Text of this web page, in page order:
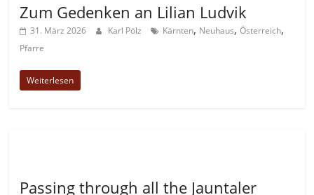
Zum Gedenken an Lilian Ludvik
31. März 2026 Karl Pölz Kärnten, Neuhaus,Österreich,
Pfarre
Weiterlesen
Passing through all the Jauntaler